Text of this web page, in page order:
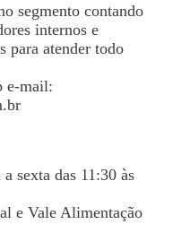
segmento contando
internos e
para atender todo
e-mail:
sexta das 11:30 às
e Vale Alimentação